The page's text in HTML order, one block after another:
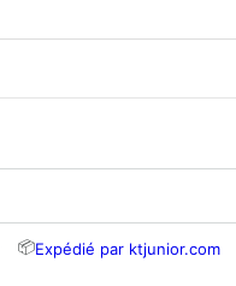
📦Expédié par ktjunior.com